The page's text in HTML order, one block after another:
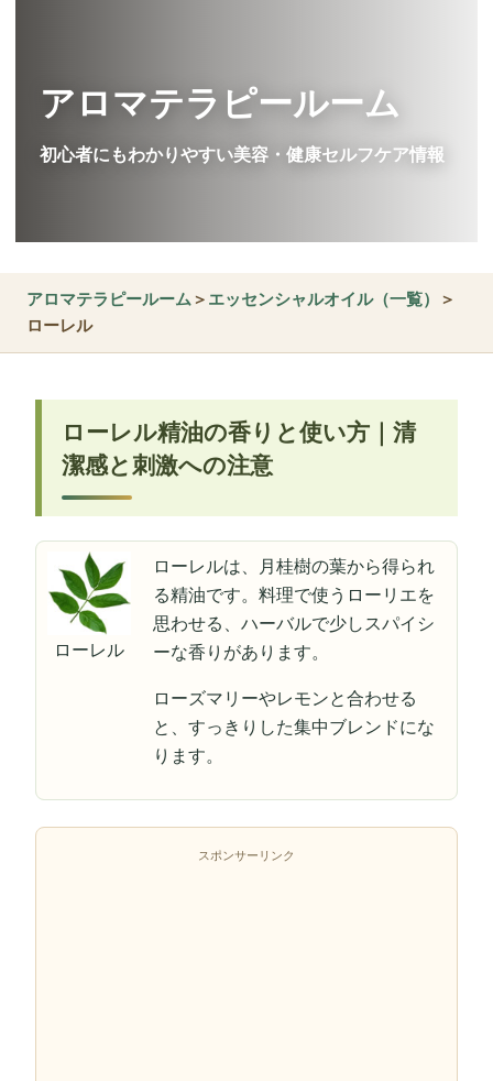
アロマテラピールーム
初心者にもわかりやすい美容・健康セルフケア情報
アロマテラピールーム＞ エッセンシャルオイル（一覧）
＞
ローレル
ローレル精油の香りと使い方｜清
潔感と刺激への注意
ローレル
ローレルは、月桂樹の葉から得られ
る精油です。料理で使うローリエを
思わせる、ハーバルで少しスパイシ
ーな香りがあります。
ローズマリーやレモンと合わせる
と、すっきりした集中ブレンドにな
ります。
スポンサーリンク